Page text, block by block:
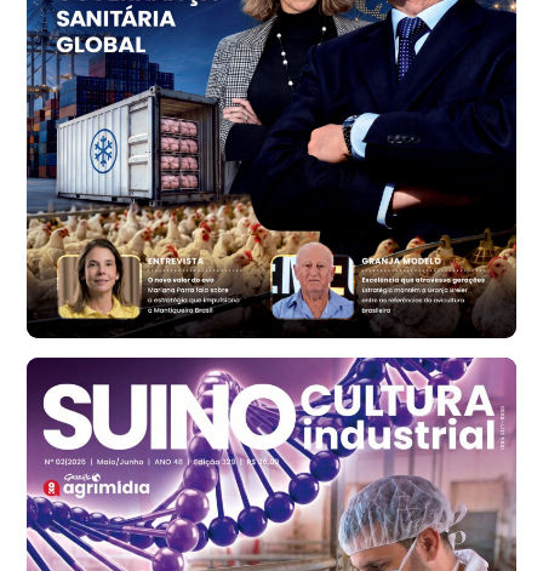
t
Trigo Atacado - Regional
RS
R$ 1.314,61
t
Ovo Vermelho - Regional
Vermelho
R$ 171,61
cx
Ovo Branco - Regional
Santa Maria do Jetibá (ES)
R$ 140,74
cx
Ovo Branco - Regional
Recife (PE)
R$ 147,74
cx
Ovo Vermelho - Regional